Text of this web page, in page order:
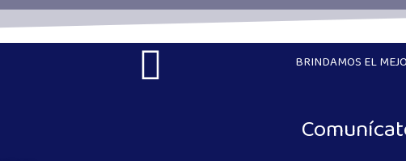
BRINDAMOS EL